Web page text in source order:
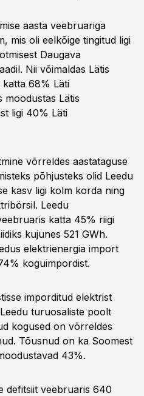
aasta veebruariga
mis oli eelkõige tingitud ligi
Daugava
Nii võimaldas Lätis
katta 68% Läti
moodustas Lätis
ligi 40% Läti
võrreldes aastataguse
põhjusteks olid Leedu
kasv ligi kolm korda ning
Leedu
katta 45% riigi
kujunes 521 GWh.
elektrienergia import
koguimpordist.
imporditud elektrist
turuosaliste poolt
kogused on võrreldes
Tõusnud on ka Soomest
43%.
defitsiit veebruaris 640